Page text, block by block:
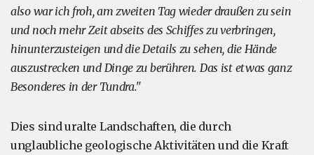
also war ich froh, am zweiten Tag wieder draußen zu sein
und noch mehr Zeit abseits des Schiffes zu verbringen,
hinunterzusteigen und die Details zu sehen, die Hände
auszustrecken und Dinge zu berühren. Das ist etwas ganz
Besonderes in der Tundra."
Dies sind uralte Landschaften, die durch
unglaubliche geologische Aktivitäten und die Kraft